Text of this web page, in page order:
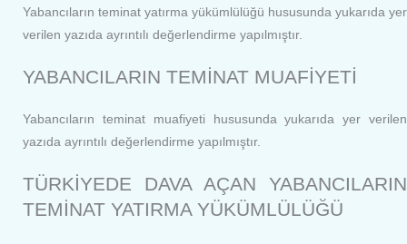
Yabancıların teminat yatırma yükümlülüğü hususunda yukarıda yer
verilen yazıda ayrıntılı değerlendirme yapılmıştır.
YABANCILARIN TEMİNAT MUAFİYETİ
Yabancıların teminat muafiyeti hususunda yukarıda yer verilen
yazıda ayrıntılı değerlendirme yapılmıştır.
TÜRKİYEDE DAVA AÇAN YABANCILARIN
TEMİNAT YATIRMA YÜKÜMLÜLÜĞÜ